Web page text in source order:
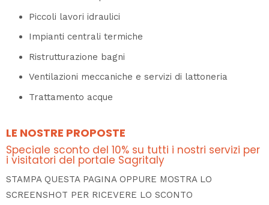
Piccoli lavori idraulici
Impianti centrali termiche
Ristrutturazione bagni
Ventilazioni meccaniche e servizi di lattoneria
Trattamento acque
LE NOSTRE PROPOSTE
Speciale sconto del 10% su tutti i nostri servizi per
i visitatori del portale Sagritaly
STAMPA QUESTA PAGINA OPPURE MOSTRA LO
SCREENSHOT PER RICEVERE LO SCONTO